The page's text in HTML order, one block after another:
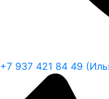
+7 937 421 84 49